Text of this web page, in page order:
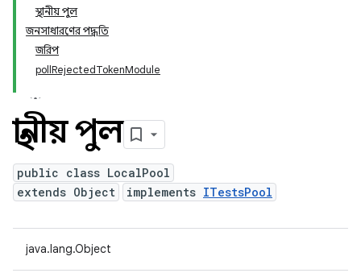
স্থানীয় পুল
জনসাধারণের পদ্ধতি
জরিপ
pollRejectedTokenModule
স্থানীয় পুল
public class LocalPool
extends Object
implements ITestsPool
java.lang.Object